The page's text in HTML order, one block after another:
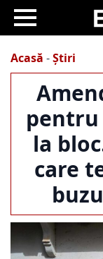
Acasă -Știri
pentru
la
care